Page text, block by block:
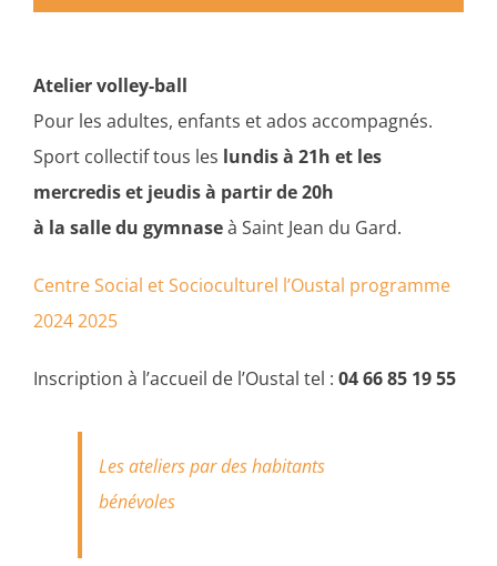
Atelier volley-ball
Pour les adultes, enfants et ados accompagnés.
Sport collectif tous les lundis à 21h et les
mercredis et jeudis à partir de 20h
à la salle du gymnaseà Saint Jean du Gard.
Centre Social et Socioculturel l’Oustal programme
2024 2025
Inscription à l’accueil de l’Oustal tel : 04 66 85 19 55
Les ateliers par des habitants
bénévoles